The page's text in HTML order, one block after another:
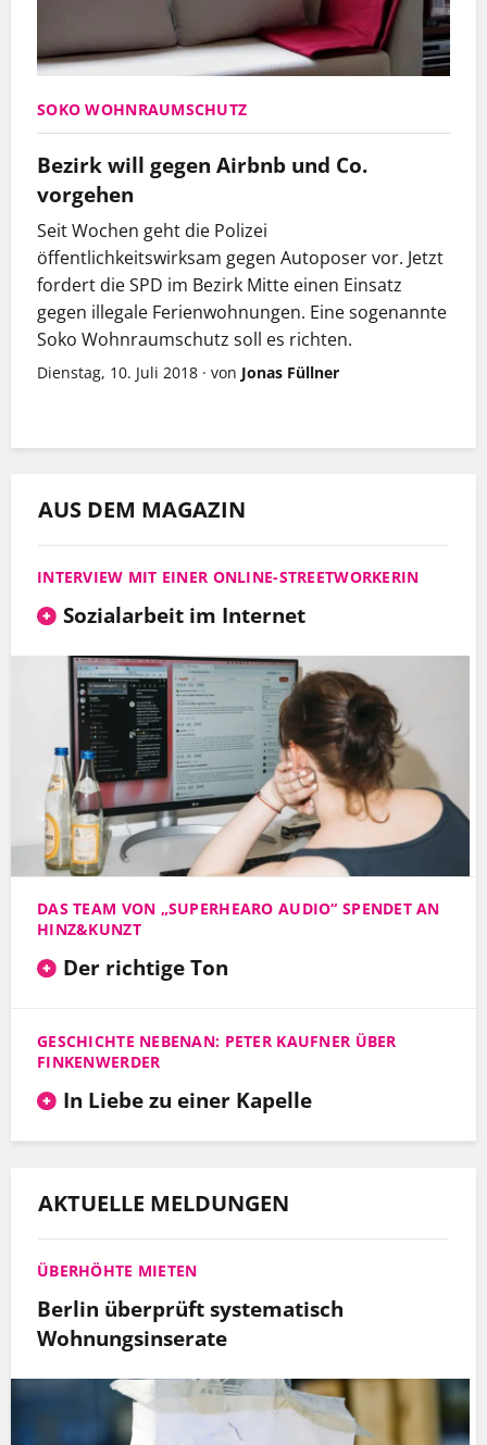
SOKO WOHNRAUMSCHUTZ
Bezirk will gegen Airbnb und Co.
vorgehen
Seit Wochen geht die Polizei
öffentlichkeitswirksam gegen Autoposer vor. Jetzt
fordert die SPD im Bezirk Mitte einen Einsatz
gegen illegale Ferienwohnungen. Eine sogenannte
Soko Wohnraumschutz soll es richten.
Dienstag, 10. Juli 2018 · von Jonas Füllner
AUS DEM MAGAZIN
INTERVIEW MIT EINER ONLINE-STREETWORKERIN
Sozialarbeit im Internet
DAS TEAM VON „SUPERHEARO AUDIO“ SPENDET AN
HINZ&KUNZT
Der richtige Ton
GESCHICHTE NEBENAN: PETER KAUFNER ÜBER
FINKENWERDER
In Liebe zu einer Kapelle
AKTUELLE MELDUNGEN
ÜBERHÖHTE MIETEN
Berlin überprüft systematisch
Wohnungsinserate